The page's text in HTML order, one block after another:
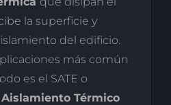
la superficie y
del edificio.
más común
es el SATE o
Térmico